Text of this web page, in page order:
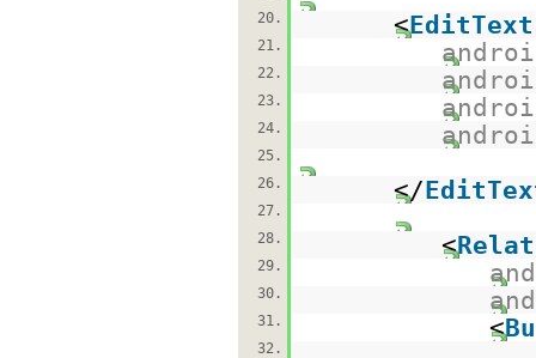
20.
<EditText
21.
22.
23.
24.
25.
26.
</
27.
28.
<
29.
30.
31. <
32.